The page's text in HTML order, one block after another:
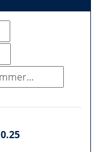
0.25